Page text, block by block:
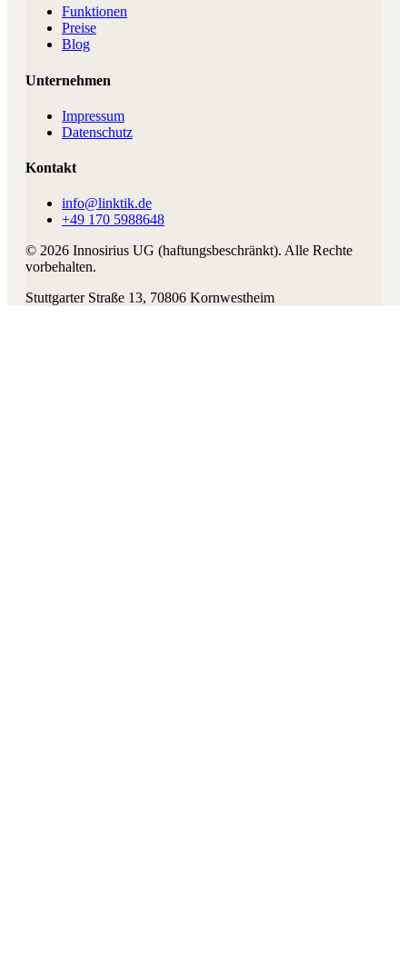
Funktionen
Preise
Blog
Unternehmen
Impressum
Datenschutz
Kontakt
info@linktik.de
+49 170 5988648
© 2026 Innosirius UG (haftungsbeschränkt). Alle Rechte
vorbehalten.
Stuttgarter Straße 13, 70806 Kornwestheim